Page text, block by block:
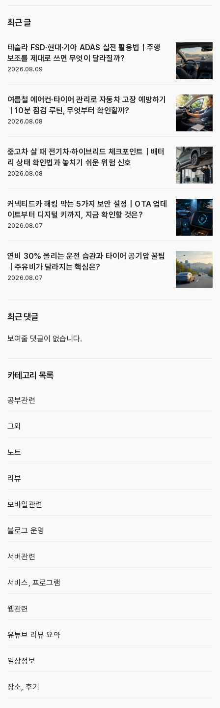
최근 글
테슬라 FSD·현대·기아 ADAS 실전 활용법｜주행
보조를 제대로 쓰면 무엇이 달라질까?
2026.08.09
여름철 에어컨·타이어 관리로 자동차 고장 예방하기
｜10분 점검 루틴, 무엇부터 확인할까?
2026.08.08
중고차 살 때 전기차·하이브리드 체크포인트｜배터
리 상태 확인법과 놓치기 쉬운 위험 신호
2026.08.08
커넥티드카 해킹 막는 5가지 보안 설정｜OTA 업데
이트부터 디지털 키까지, 지금 확인할 것은?
2026.08.07
연비 30% 올리는 운전 습관과 타이어 공기압 꿀팁
｜주유비가 달라지는 핵심은?
2026.08.07
최근 댓글
보여줄 댓글이 없습니다.
카테고리 목록
공부관련
그외
노트
리뷰
모바일관련
블로그 운영
서버관련
서비스, 프로그램
웹관련
유튜브 리뷰 요약
일상정보
장소, 후기